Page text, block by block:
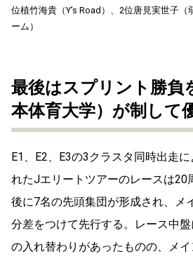
位植竹海貴（Y’s Road）、2位唐見実世子
ーム）
最後はスプリント勝負
本体育大学）が制して
E1、E2、E3の3クラスタ同時出走
れたJエリートツアーのレースは20
後に7名の先頭集団が形成され、メ
分差をつけて先行する。レース中
の入れ替わりがあったものの、メ